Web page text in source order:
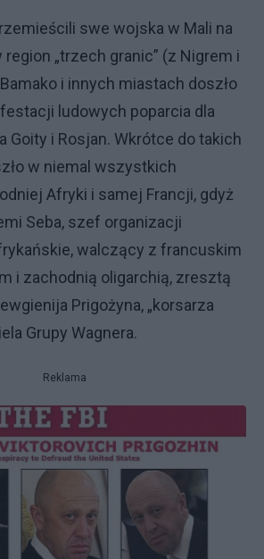
swe wojska w Mali na
„trzech granic” (z Nigrem i
i innych miastach doszło
ludowych poparcia dla
Goity i Rosjan. Wkrótce do takich
w niemal wszystkich
Afryki i samej Francji, gdyż
Seba, szef organizacji
walczący z francuskim
i zachodnią oligarchią, zresztą
Prigożyna, „korsarza
Grupy Wagnera.
Reklama